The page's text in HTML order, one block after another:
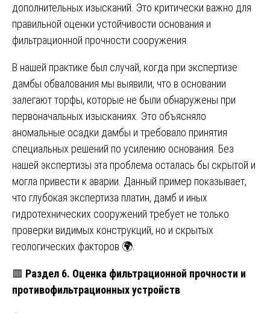
дополнительных изысканий. Это критически важно для
правильной оценки устойчивости основания и
фильтрационной прочности сооружения.
В нашей практике был случай, когда при экспертизе
дамбы обвалования мы выявили, что в основании
залегают торфы, которые не были обнаружены при
первоначальных изысканиях. Это объясняло
аномальные осадки дамбы и требовало принятия
специальных решений по усилению основания. Без
нашей экспертизы эта проблема осталась бы скрытой и
могла привести к аварии. Данный пример показывает,
что глубокая экспертиза платин, дамб и иных
гидротехнических сооружений требует не только
проверки видимых конструкций, но и скрытых
геологических факторов 🌍.
🟥 Раздел 6. Оценка фильтрационной прочности и
противофильтрационных устройств